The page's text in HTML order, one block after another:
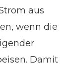
aus
wenn die
Damit